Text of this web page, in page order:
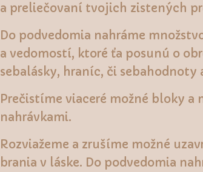
a preliečovaní tvojich zistených
Do podvedomia nahráme
a vedomostí, ktoré ťa posunú o
sebalásky, hraníc, či sebahodnoty
Prečistíme viaceré možné bloky
nahrávkami.
Rozviažeme a zrušíme možné
brania v láske. Do podvedomia